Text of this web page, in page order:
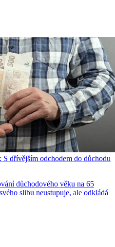
S dřívějším odchodem do důchodu
důchodového věku na 65
slibu neustupuje, ale odkládá